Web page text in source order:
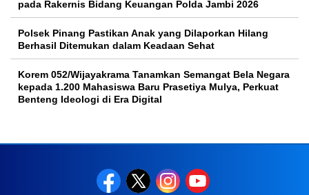
pada Rakernis Bidang Keuangan Polda Jambi 2026
Polsek Pinang Pastikan Anak yang Dilaporkan Hilang
Berhasil Ditemukan dalam Keadaan Sehat
Korem 052/Wijayakrama Tanamkan Semangat Bela Negara
kepada 1.200 Mahasiswa Baru Prasetiya Mulya, Perkuat
Benteng Ideologi di Era Digital